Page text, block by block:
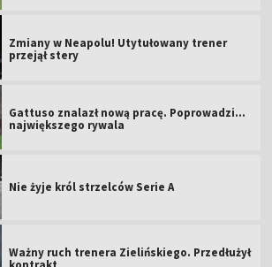
Zmiany w Neapolu! Utytułowany trener
przejął stery
Gattuso znalazł nową pracę. Poprowadzi...
największego rywala
Nie żyje król strzelców Serie A
Ważny ruch trenera Zielińskiego. Przedłużył